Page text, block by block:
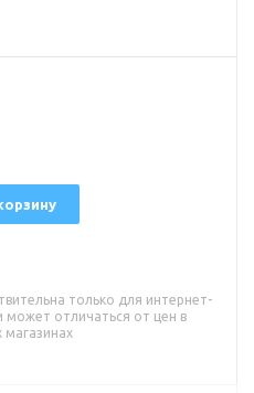
только для интернет-
может отличаться от цен в
магазинах